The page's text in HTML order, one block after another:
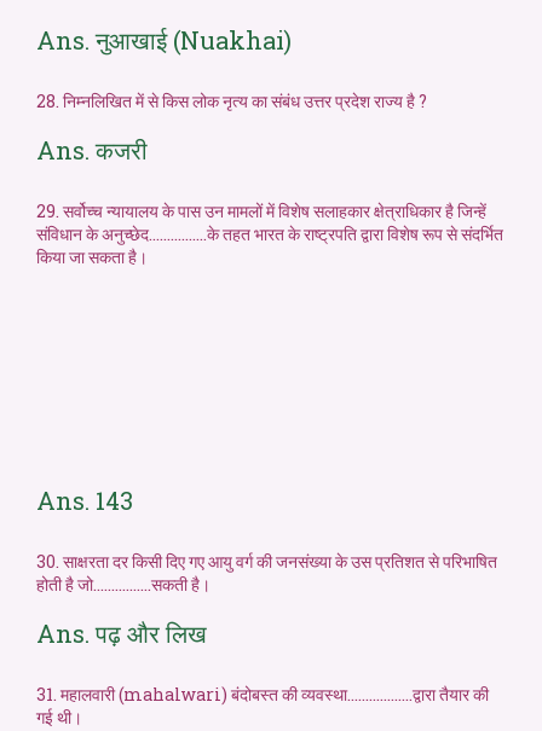
Ans. नुआखाई (Nuakhai)
28. निम्नलिखित में से किस लोक नृत्य का संबंध उत्तर प्रदेश राज्य है ?
Ans. कजरी
29. सर्वोच्च न्यायालय के पास उन मामलों में विशेष सलाहकार क्षेत्राधिकार है जिन्हें
संविधान के अनुच्छेद…………….के तहत भारत के राष्ट्रपति द्वारा विशेष रूप से संदर्भित
किया जा सकता है।
Ans. 143
30. साक्षरता दर किसी दिए गए आयु वर्ग की जनसंख्या के उस प्रतिशत से परिभाषित
होती है जो…………….सकती है।
Ans. पढ़ और लिख
31. महालवारी (mahalwari) बंदोबस्त की व्यवस्था………………द्वारा तैयार की
गई थी।